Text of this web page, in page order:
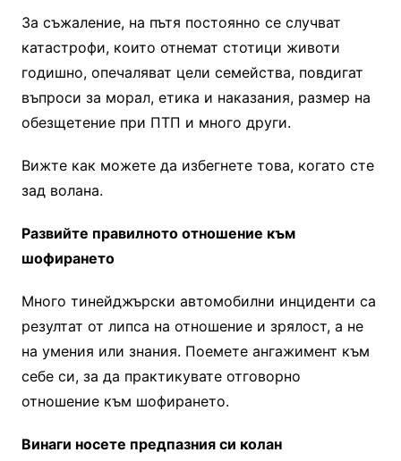
За съжаление, на пътя постоянно се случват
катастрофи, които отнемат стотици животи
годишно, опечаляват цели семейства, повдигат
въпроси за морал, етика и наказания, размер на
обезщетение при ПТП и много други.
Вижте как можете да избегнете това, когато сте
зад волана.
Развийте правилното отношение към
шофирането
Много тинейджърски автомобилни инциденти са
резултат от липса на отношение и зрялост, а не
на умения или знания. Поемете ангажимент към
себе си, за да практикувате отговорно
отношение към шофирането.
Винаги носете предпазния си колан